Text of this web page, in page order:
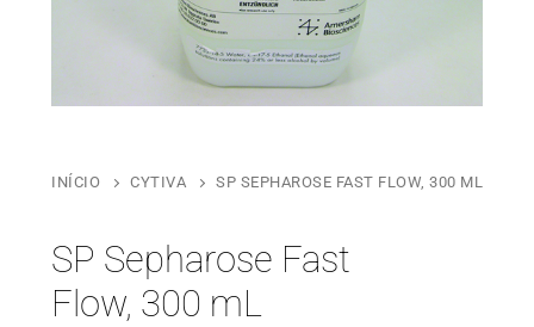
INÍCIO CYTIVA SP SEPHAROSE FAST FLOW, 300 ML
SP Sepharose Fast
Flow, 300 mL